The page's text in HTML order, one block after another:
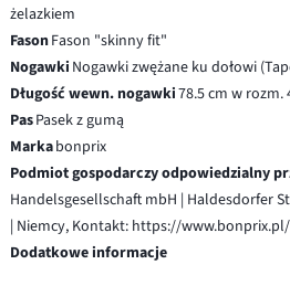
żelazkiem
FasonFason "skinny fit"
Nogawki Nogawki zwężane ku dołowi
Długość wewn. nogawki78.5 cm w rozm.
PasPasek z gumą
Markabonprix
Podmiot gospodarczy odpowiedzialny
Handelsgesellschaft mbH | Haldesdorfer
| Niemcy, Kontakt: https://
Dodatkowe informacje